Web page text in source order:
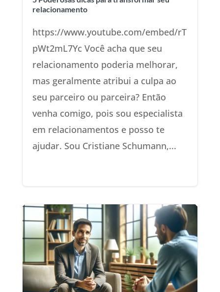
relacionamento
https://www.youtube.com/embed/rT
pWt2mL7Yc Você acha que seu
relacionamento poderia melhorar,
mas geralmente atribui a culpa ao
seu parceiro ou parceira? Então
venha comigo, pois sou especialista
em relacionamentos e posso te
ajudar. Sou Cristiane Schumann,...